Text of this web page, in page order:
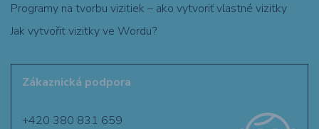
Programy na tvorbu vizitiek – ako vytvoriť vlastné vizitky
Jak vytvořit vizitky ve Wordu?
Zákaznická podpora
+420 380 831 659